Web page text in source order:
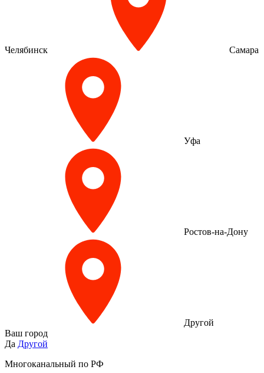
Челябинск Самара
Уфа
Ростов-на-Дону
Другой
Ваш город
Да Другой
Многоканальный по РФ